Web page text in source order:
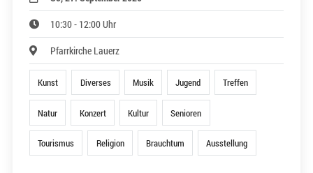
10:30 - 12:00 Uhr
Pfarrkirche Lauerz
Kunst Diverses Musik Jugend Treffen
Natur Konzert Kultur Senioren
Tourismus Religion Brauchtum Ausstellung